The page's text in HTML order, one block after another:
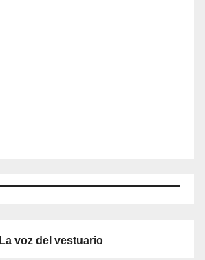
La voz del vestuario